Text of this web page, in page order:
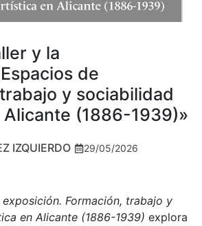
y la
de
y sociabilidad
(1886-1939)»
IZQUIERDO 29/05/2026
Formación, trabajo y
en Alicante (1886-1939) explora